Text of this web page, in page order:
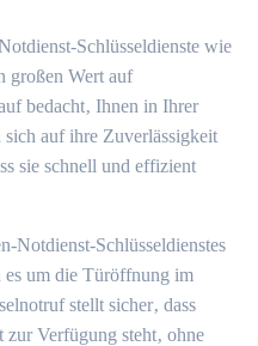
Schlüsseldienste wie
großen Wert auf
bedacht‚ Ihnen in Ihrer
auf ihre Zuverlässigkeit
sie schnell und effizient
Notdienst-Schlüsseldienstes
es um die Türöffnung im
stellt sicher‚ dass
Verfügung steht‚ ohne